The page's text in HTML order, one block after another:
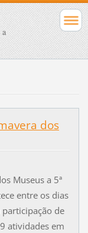
a
dos
Museus a 5ª
entre os dias
de
atividades em